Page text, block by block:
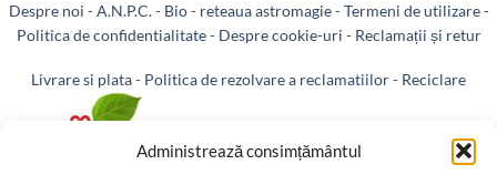
Administrează consimțământul
Despre noi -A.N.P.C.- Bio- reteaua astromagie-Termeni de utilizare-
Politica de confidentialitate- Despre cookie-uri - Reclamații și retur
Livrare si plata- Politica de rezolvare a reclamatiilor- Reciclare